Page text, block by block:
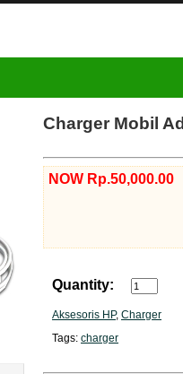
Charger Mobil
NOW Rp.50,000.00
Quantity:
Aksesoris HP, Charger
Tags: charger